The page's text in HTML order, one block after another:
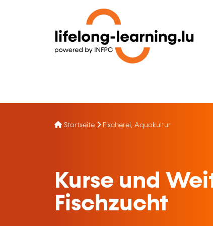
Startseite Fischerei, Aquakultur
Kurse und
Fischzucht